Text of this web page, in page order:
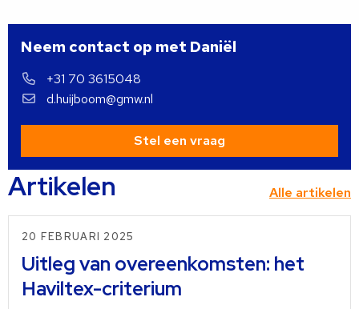
Neem contact op met Daniël
+31 70 3615048
d.huijboom@gmw.nl
Stel een vraag
Artikelen Alle artikelen
20 FEBRUARI 2025
Uitleg van overeenkomsten: het
Haviltex-criterium